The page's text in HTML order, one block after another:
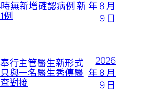
無新增確認病例 新
例
年 8 月
9 日
行主管醫生新形式
與一名醫生秀傳醫
對接
2026
年 8 月
9 日